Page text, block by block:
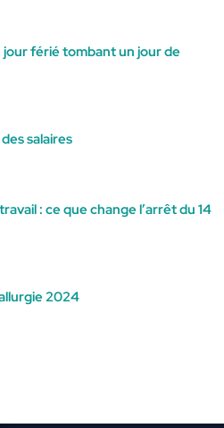
férié tombant un jour de
salaires
: ce que change l’arrêt du 14
2024